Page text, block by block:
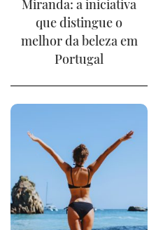
Miranda: a iniciativa
que distingue o
melhor da beleza em
Portugal